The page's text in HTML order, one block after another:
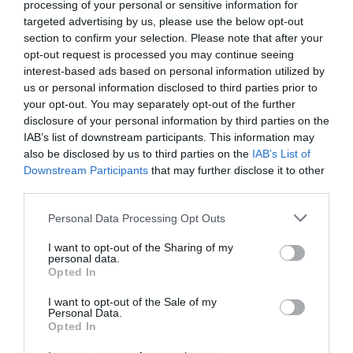
processing of your personal or sensitive information for
targeted advertising by us, please use the below opt-out
section to confirm your selection. Please note that after your
opt-out request is processed you may continue seeing
interest-based ads based on personal information utilized by
us or personal information disclosed to third parties prior to
your opt-out. You may separately opt-out of the further
disclosure of your personal information by third parties on the
IAB’s list of downstream participants. This information may
also be disclosed by us to third parties on the IAB’s List of
Downstream Participants that may further disclose it to other
Personal Data Processing Opt Outs
I want to opt-out of the Sharing of my
personal data.
Opted In
I want to opt-out of the Sale of my
Personal Data.
Opted In